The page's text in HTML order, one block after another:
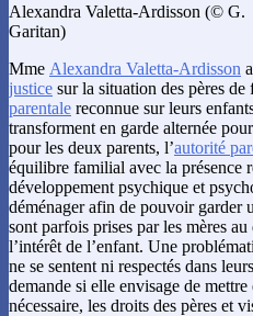
Alexandra Valetta-Ardisson (© G.
Garitan)
Mme Alexandra Valetta-Ardisson
justice sur la situation des pères
parentale reconnue sur leurs
transforment en garde alternée
pour les deux parents, l’autorité
équilibre familial avec la présence
développement psychique et
déménager afin de pouvoir garder
sont parfois prises par les mères
l’intérêt de l’enfant. Une
ne se sentent ni respectés dans
demande si elle envisage de
nécessaire, les droits des pères et